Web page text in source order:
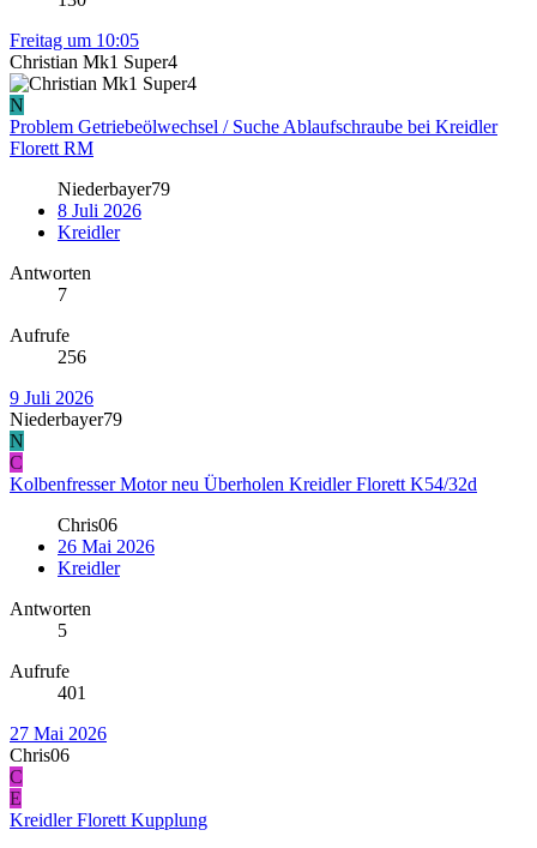
Freitag um 10:05
Christian Mk1 Super4
N
Problem Getriebeölwechsel / Suche Ablaufschraube bei Kreidler
Florett RM
Niederbayer79
8 Juli 2026
Kreidler
Antworten
7
Aufrufe
256
9 Juli 2026
Niederbayer79
N
C
Kolbenfresser Motor neu Überholen Kreidler Florett K54/32d
Chris06
26 Mai 2026
Kreidler
Antworten
5
Aufrufe
401
27 Mai 2026
Chris06
C
E
Kreidler Florett Kupplung